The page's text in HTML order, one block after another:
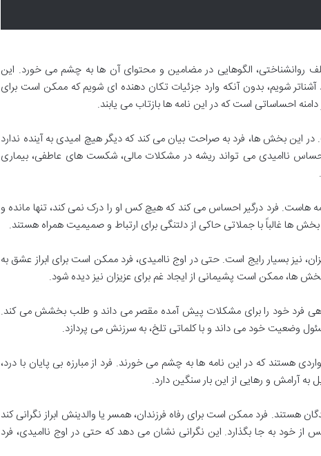
روانشناختی، الگوهایی در مضامین و محتوای آن ها به چشم می خورد. این
شویم، بدون آنکه وارد جزئیات تکان دهنده ای شویم که ممکن است برای
احساساتی است که در این نامه ها بازتاب می یابند.
این بخش ها، فرد به صراحت بیان می کند که دیگر هیچ امیدی به آینده ندارد
ناامیدی می تواند ریشه در مشکلات مالی، شکست های عاطفی، بیماری
هاست. فرد درگیر احساس می کند که هیچ کس او را درک نمی کند، تنها مانده و
ها غالباً با جملاتی حاکی از دلتنگی برای ارتباط و صمیمیت همراه هستند.
نیز بسیار رایج است. حتی در اوج ناامیدی، فرد ممکن است برای ابراز عشق به
ها، ممکن است پشیمانی از ایجاد غم برای عزیزان نیز دیده شود.
فرد خود را برای مشکلات پیش آمده مقصر می داند و طلب بخشش می کند.
وضعیت خود می داند و با کلماتی تلخ، به سرزنش می پردازد.
هستند که در این نامه ها به چشم می خورند. فرد از مبارزه بی پایان با درد،
آرامش و رهایی از این بار سنگین دارد.
هستند. فرد ممکن است برای رفاه فرزندان، همسر یا والدینش ابراز نگرانی کند
خود به جا بگذارد. این نگرانی نشان می دهد که حتی در اوج ناامیدی، فرد